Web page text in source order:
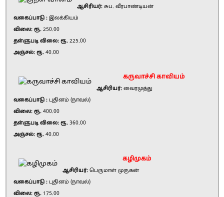
ஆசிரியர்: சுப. வீரபாண்டியன்
வகைப்பாடு : இலக்கியம்
விலை: ரூ. 250.00
தள்ளுபடி விலை: ரூ. 225.00
அஞ்சல்: ரூ. 40.00
கருவாச்சி காவியம்
ஆசிரியர்: வைரமுத்து
வகைப்பாடு : புதினம் (நாவல்)
விலை: ரூ. 400.00
தள்ளுபடி விலை: ரூ. 360.00
அஞ்சல்: ரூ. 40.00
கழிமுகம்
ஆசிரியர்: பெருமாள் முருகன்
வகைப்பாடு : புதினம் (நாவல்)
விலை: ரூ. 175.00